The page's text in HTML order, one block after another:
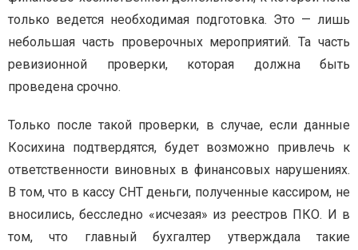
только ведется необходимая подготовка. Это — лишь
небольшая часть проверочных мероприятий. Та часть
ревизионной проверки, которая должна быть
проведена срочно.
Только после такой проверки, в случае, если данные
Косихина подтвердятся, будет возможно привлечь к
ответственности виновных в финансовых нарушениях.
В том, что в кассу СНТ деньги, полученные кассиром, не
вносились, бесследно «исчезая» из реестров ПКО. И в
том, что главный бухгалтер утверждала такие